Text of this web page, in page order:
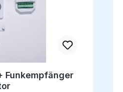
Funkempfänger